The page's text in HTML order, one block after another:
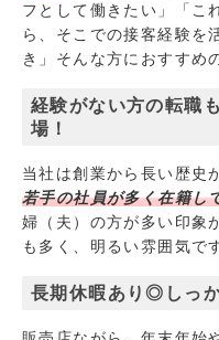
フとして働きたい」「こ
ら、そこでの接客経験を
き」そんな方におすすめ
経験がない方の転職
場！
当社は創業から長い歴史
若手の社員が多く在籍し
婦（夫）の方が多い印象
も多く、明るい雰囲気で
長期休暇あり◎しっ